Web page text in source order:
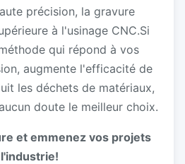
précision, la gravure
à l'usinage CNC.Si
qui répond à vos
augmente l'efficacité de
les déchets de matériaux,
doute le meilleur choix.
et emmenez vos projets